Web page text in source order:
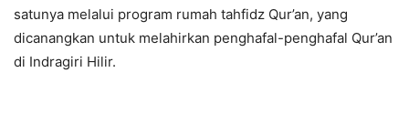
satunya melalui program rumah tahfidz Qur’an, yang
dicanangkan untuk melahirkan penghafal-penghafal Qur’an
di Indragiri Hilir.